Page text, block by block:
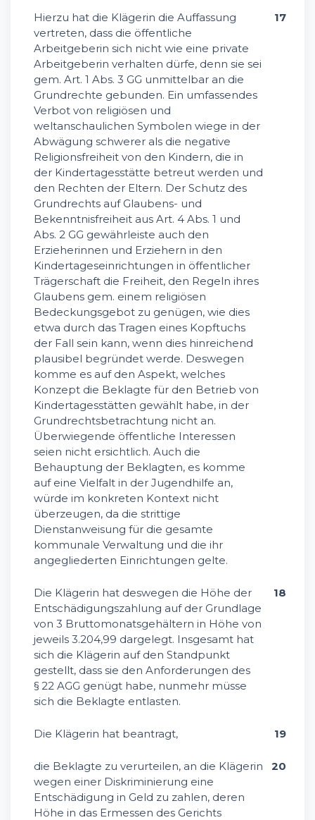
Hierzu hat die Klägerin die Auffassung
vertreten, dass die öffentliche
Arbeitgeberin sich nicht wie eine private
Arbeitgeberin verhalten dürfe, denn sie sei
gem. Art. 1 Abs. 3 GG unmittelbar an die
Grundrechte gebunden. Ein umfassendes
Verbot von religiösen und
weltanschaulichen Symbolen wiege in der
Abwägung schwerer als die negative
Religionsfreiheit von den Kindern, die in
der Kindertagesstätte betreut werden und
den Rechten der Eltern. Der Schutz des
Grundrechts auf Glaubens- und
Bekenntnisfreiheit aus Art. 4 Abs. 1 und
Abs. 2 GG gewährleiste auch den
Erzieherinnen und Erziehern in den
Kindertageseinrichtungen in öffentlicher
Trägerschaft die Freiheit, den Regeln ihres
Glaubens gem. einem religiösen
Bedeckungsgebot zu genügen, wie dies
etwa durch das Tragen eines Kopftuchs
der Fall sein kann, wenn dies hinreichend
plausibel begründet werde. Deswegen
komme es auf den Aspekt, welches
Konzept die Beklagte für den Betrieb von
Kindertagesstätten gewählt habe, in der
Grundrechtsbetrachtung nicht an.
Überwiegende öffentliche Interessen
seien nicht ersichtlich. Auch die
Behauptung der Beklagten, es komme
auf eine Vielfalt in der Jugendhilfe an,
würde im konkreten Kontext nicht
überzeugen, da die strittige
Dienstanweisung für die gesamte
kommunale Verwaltung und die ihr
angegliederten Einrichtungen gelte.
17
Die Klägerin hat deswegen die Höhe der
Entschädigungszahlung auf der Grundlage
von 3 Bruttomonatsgehältern in Höhe von
jeweils 3.204,99 dargelegt. Insgesamt hat
sich die Klägerin auf den Standpunkt
gestellt, dass sie den Anforderungen des
§ 22 AGG genügt habe, nunmehr müsse
sich die Beklagte entlasten.
18
Die Klägerin hat beantragt, 19
die Beklagte zu verurteilen, an die Klägerin
wegen einer Diskriminierung eine
Entschädigung in Geld zu zahlen, deren
Höhe in das Ermessen des Gerichts
20